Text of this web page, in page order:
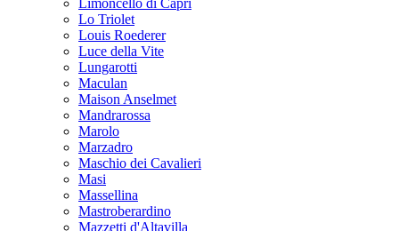
Limoncello di Capri
Lo Triolet
Louis Roederer
Luce della Vite
Lungarotti
Maculan
Maison Anselmet
Mandrarossa
Marolo
Marzadro
Maschio dei Cavalieri
Masi
Massellina
Mastroberardino
Mazzetti d'Altavilla